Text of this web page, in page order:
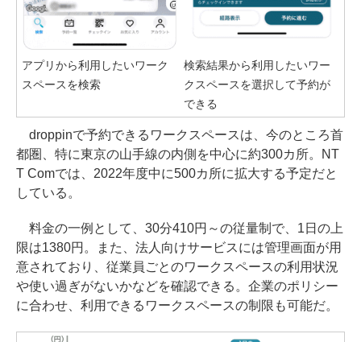
アプリから利用したいワーク
スペースを検索
検索結果から利用したいワー
クスペースを選択して予約が
できる
droppinで予約できるワークスペースは、今のところ首
都圏、特に東京の山手線の内側を中心に約300カ所。NT
T Comでは、2022年度中に500カ所に拡大する予定だと
している。
料金の一例として、30分410円～の従量制で、1日の上
限は1380円。また、法人向けサービスには管理画面が用
意されており、従業員ごとのワークスペースの利用状況
や使い過ぎがないかなどを確認できる。企業のポリシー
に合わせ、利用できるワークスペースの制限も可能だ。